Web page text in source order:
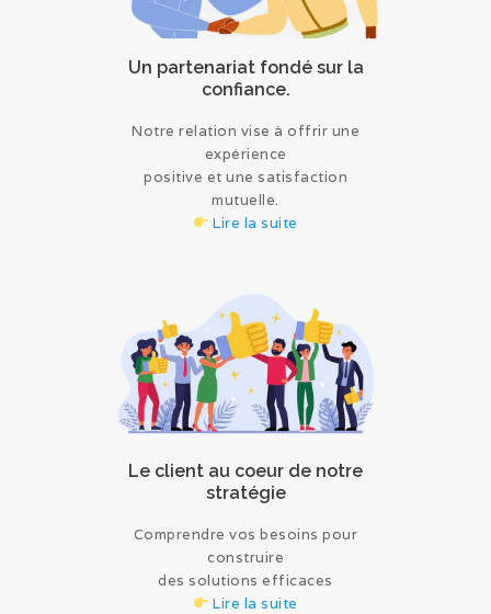
Un partenariat fondé sur la
confiance.
Notre relation vise à offrir une
expérience
positive et une satisfaction
mutuelle.
Lire la suite
Le client au coeur de notre
stratégie
Comprendre vos besoins pour
construire
des solutions efficaces
Lire la suite